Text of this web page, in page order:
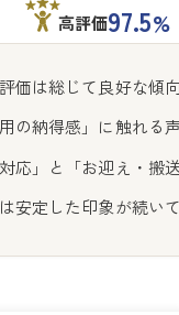
高評価97.5%
は総じて良好な傾向
の納得感」に触れる
」と「お迎え・搬
安定した印象が続いて